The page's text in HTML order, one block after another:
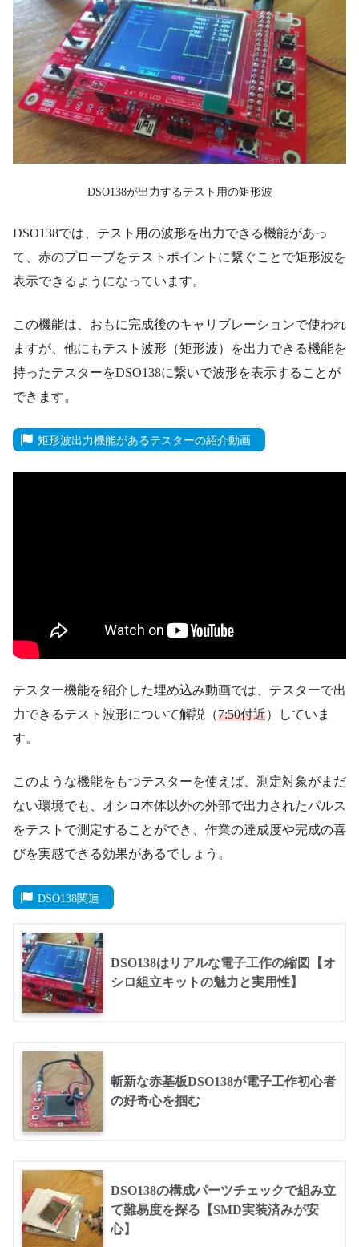
DSO138が出力するテスト用の矩形波
DSO138では、テスト用の波形を出力できる機能があっ
て、赤のプローブをテストポイントに繋ぐことで矩形波を
表示できるようになっています。
この機能は、おもに完成後のキャリブレーションで使われ
ますが、他にもテスト波形（矩形波）を出力できる機能を
持ったテスターをDSO138に繋いで波形を表示することが
できます。
矩形波出力機能があるテスターの紹介動画
テスター機能を紹介した埋め込み動画では、テスターで出
力できるテスト波形について解説（7:50付近）していま
す。
このような機能をもつテスターを使えば、測定対象がまだ
ない環境でも、オシロ本体以外の外部で出力されたパルス
をテストで測定することができ、作業の達成度や完成の喜
びを実感できる効果があるでしょう。
DSO138関連
DSO138はリアルな電子工作の縮図【オ
シロ組立キットの魅力と実用性】
斬新な赤基板DSO138が電子工作初心者
の好奇心を掴む
DSO138の構成パーツチェックで組み立
て難易度を探る【SMD実装済みが安
心】